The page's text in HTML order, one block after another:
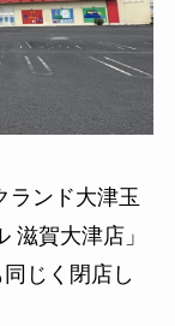
ランド大津玉
滋賀大津店」
じく閉店し